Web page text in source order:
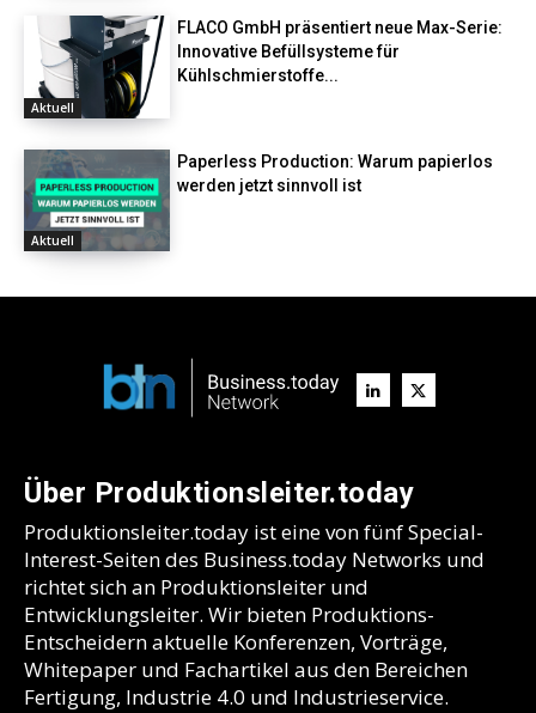
Aktuell
FLACO GmbH präsentiert neue Max-Serie:
Innovative Befüllsysteme für
Kühlschmierstoffe...
Aktuell
Paperless Production: Warum papierlos
werden jetzt sinnvoll ist
Über Produktionsleiter.today
Produktionsleiter.today ist eine von fünf Special-
Interest-Seiten des Business.today Networks und
richtet sich an Produktionsleiter und
Entwicklungsleiter. Wir bieten Produktions-
Entscheidern aktuelle Konferenzen, Vorträge,
Whitepaper und Fachartikel aus den Bereichen
Fertigung, Industrie 4.0 und Industrieservice.